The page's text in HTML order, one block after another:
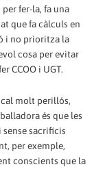
fer-la, fa una
que fa càlculs en
i no prioritza la
cosa per evitar
CCOO i UGT.
molt perillós,
és que les
sacrificis
per exemple,
conscients que la